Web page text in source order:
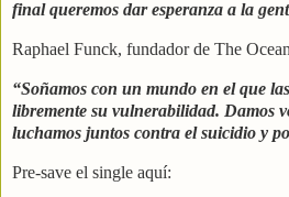
final queremos dar esperanza a la
Raphael Funck, fundador de The
“Soñamos con un mundo en el que
libremente su vulnerabilidad. Damos
luchamos juntos contra el suicidio y
Pre-save el single aquí: